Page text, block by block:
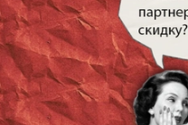
Bubble от Roll & Hill
Adelman) (8 плафонов,
черный)
47 800 руб